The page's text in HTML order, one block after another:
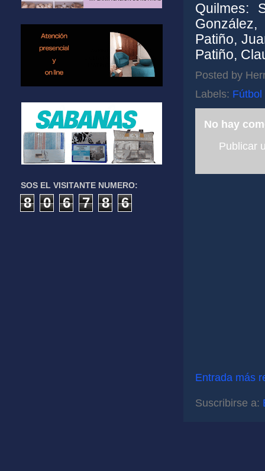
Quilmes:
González,
Patiño,
Patiño,
Posted by
Labels: Fútbol
No hay
Publicar
Entrada más
Suscribirse a:
SOS EL VISITANTE NUMERO:
8 0 6 7 8 6